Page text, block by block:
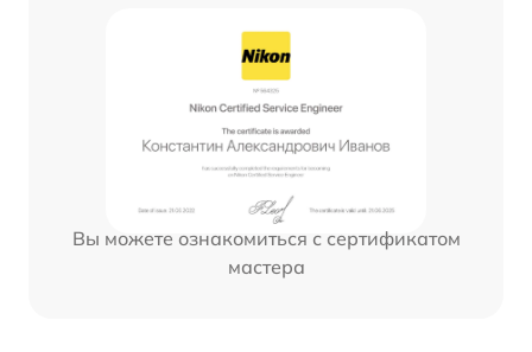
Вы можете ознакомиться с сертификатом
мастера